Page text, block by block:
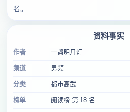
名。
资料事实
作者 一盏明月灯
频道 男频
分类 都市高武
榜单 阅读榜 第 18 名